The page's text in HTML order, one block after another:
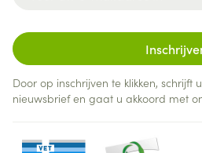
Door op inschrijven te klikken, schrijft
nieuwsbrief en gaat u akkoord met